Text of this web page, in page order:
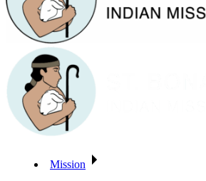
Mission